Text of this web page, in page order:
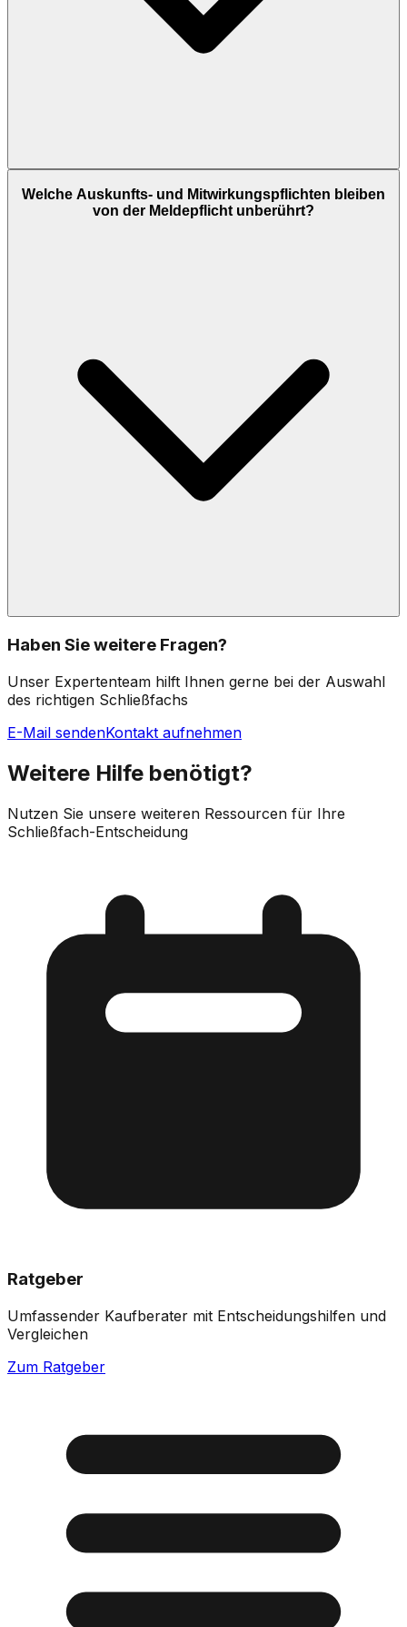
Welche Auskunfts- und Mitwirkungspflichten bleiben
von der Meldepflicht unberührt?
Haben Sie weitere Fragen?
Unser Expertenteam hilft Ihnen gerne bei der Auswahl
des richtigen Schließfachs
E-Mail sendenKontakt aufnehmen
Weitere Hilfe benötigt?
Nutzen Sie unsere weiteren Ressourcen für Ihre
Schließfach-Entscheidung
Ratgeber
Umfassender Kaufberater mit Entscheidungshilfen und
Vergleichen
Zum Ratgeber